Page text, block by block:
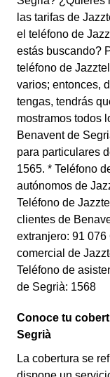
las tarifas de
el teléfono de
estás buscando?
teléfono de
varios; entonces,
tengas, tendrás
mostramos todos
Benavent de
para particulares
1565. * Teléfono
autónomos de
Teléfono de
clientes de
extranjero: 91 076
comercial de
Teléfono de
de Segrià: 1568
Conoce tu
Segrià
La cobertura se